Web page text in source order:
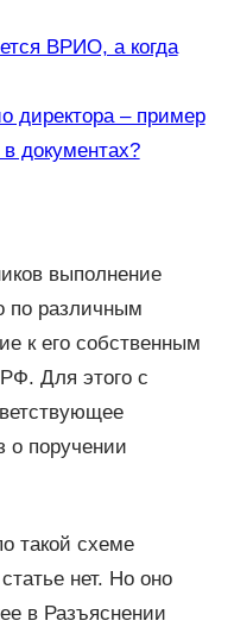
ВРИО, а когда
директора – пример
документах?
выполнение
по различным
к его собственным
Для этого с
о поручении
такой схеме
нет. Но оно
в Разъяснении